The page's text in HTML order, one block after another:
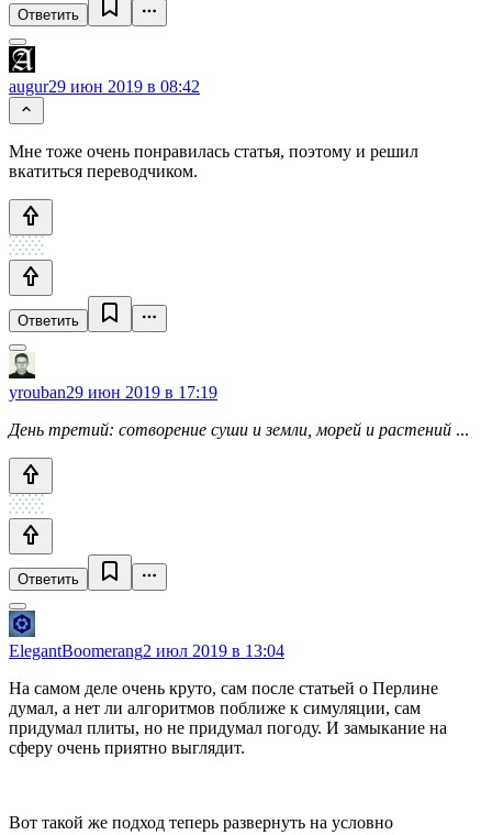
Ответить
augur29 июн 2019 в 08:42
Мне тоже очень понравилась статья, поэтому и решил
вкатиться переводчиком.
Ответить
yrouban29 июн 2019 в 17:19
День третий: сотворение суши и земли, морей и растений ...
Ответить
ElegantBoomerang2 июл 2019 в 13:04
На самом деле очень круто, сам после статьей о Перлине
думал, а нет ли алгоритмов поближе к симуляции, сам
придумал плиты, но не придумал погоду. И замыкание на
сферу очень приятно выглядит.
Вот такой же подход теперь развернуть на условно